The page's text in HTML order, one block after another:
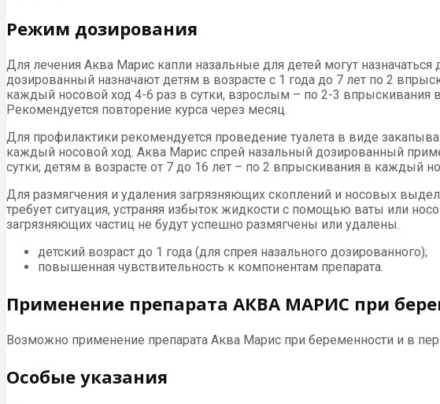
Режим дозирования
Для лечения Аква Марис капли назальные для детей могут
дозированный назначают детям в возрасте с 1 года до 7 лет по 2
каждый носовой ход 4-6 раз в сутки, взрослым – по 2-3 впрыскивания
Рекомендуется повторение курса через месяц.
Для профилактики рекомендуется проведение туалета в виде
каждый носовой ход. Аква Марис спрей назальный дозированный
сутки; детям в возрасте от 7 до 16 лет – по 2 впрыскивания в каждый
Для размягчения и удаления загрязняющих скоплений и носовых
требует ситуация, устраняя избыток жидкости с помощью ваты или
загрязняющих частиц не будут успешно размягчены или удалены.
детский возраст до 1 года (для спрея назального дозированного);
повышенная чувствительность к компонентам препарата.
Применение препарата АКВА МАРИС при
Возможно применение препарата Аква Марис при беременности и в
Особые указания